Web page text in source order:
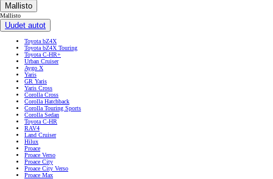
Mallisto
Mallisto
Uudet autot
Toyota bZ4X
Toyota bZ4X Touring
Toyota C-HR+
Urban Cruiser
Aygo X
Yaris
GR Yaris
Yaris Cross
Corolla Cross
Corolla Hatchback
Corolla Touring Sports
Corolla Sedan
Toyota C-HR
RAV4
Land Cruiser
Hilux
Proace
Proace Verso
Proace City
Proace City Verso
Proace Max